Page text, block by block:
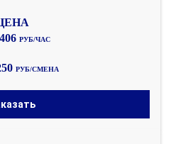
РУБ/ЧАС
РУБ/СМЕНА